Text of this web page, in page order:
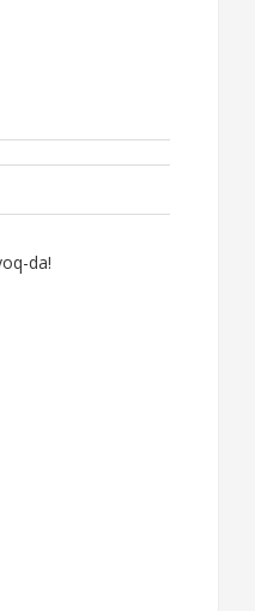
da!